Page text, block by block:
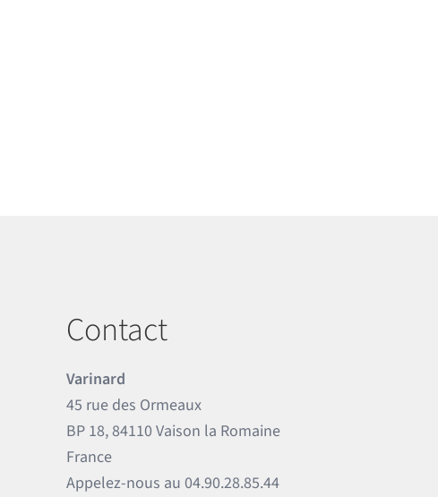
Contact
Varinard
45 rue des Ormeaux
BP 18, 84110 Vaison la Romaine
France
Appelez-nous au 04.90.28.85.44